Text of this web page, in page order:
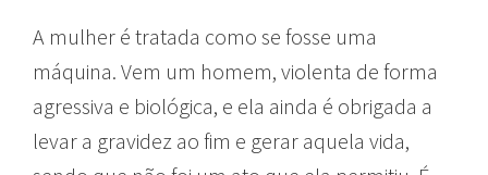
A mulher é tratada como se fosse uma
máquina. Vem um homem, violenta de forma
agressiva e biológica, e ela ainda é obrigada a
levar a gravidez ao fim e gerar aquela vida,